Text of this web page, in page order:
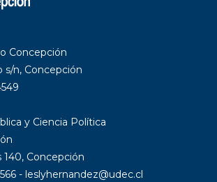
Concepción
s/n, Concepción
y Ciencia Política
Concepción
- leslyhernandez@udec.cl